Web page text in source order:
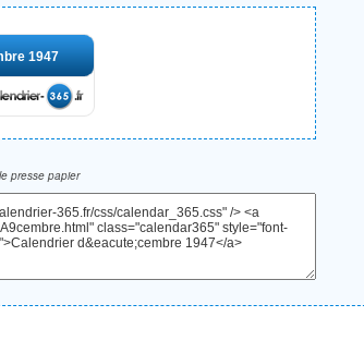
1947
presse papier